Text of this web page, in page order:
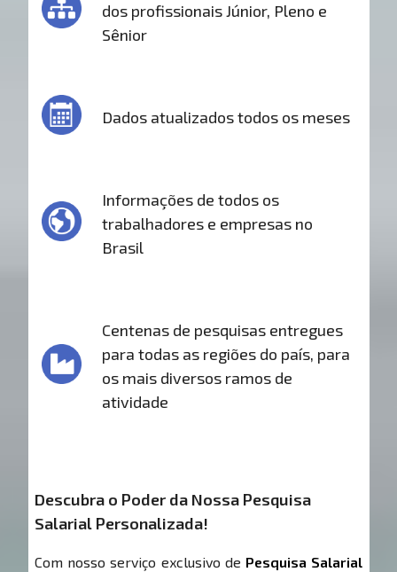
dos profissionais Júnior, Pleno e
Sênior
Dados atualizados todos os meses
Informações de todos os
trabalhadores e empresas no
Brasil
Centenas de pesquisas entregues
para todas as regiões do país, para
os mais diversos ramos de
atividade
Descubra o Poder da Nossa Pesquisa
Salarial Personalizada!
Com nosso serviço exclusivo de Pesquisa Salarial